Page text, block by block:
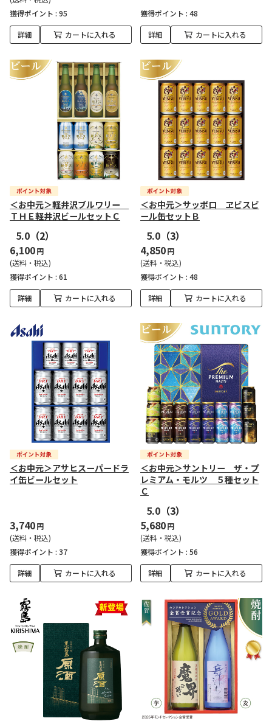
獲得ポイント : 95
詳細 カートに入れる
獲得ポイント : 48
詳細 カートに入れる
＜お中元＞軽井沢ブルワリー
ＴＨＥ軽井沢ビールセットＣ
5.0 （2）
6,100円
(送料・税込)
獲得ポイント : 61
詳細 カートに入れる
＜お中元＞サッポロ ヱビスビ
ール缶セットＢ
5.0 （3）
4,850円
(送料・税込)
獲得ポイント : 48
詳細 カートに入れる
＜お中元＞アサヒスーパードラ
イ缶ビールセット
3,740円
(送料・税込)
獲得ポイント : 37
詳細 カートに入れる
＜お中元＞サントリー ザ・プ
レミアム・モルツ ５種セット
Ｃ
5.0 （3）
5,680円
(送料・税込)
獲得ポイント : 56
詳細 カートに入れる